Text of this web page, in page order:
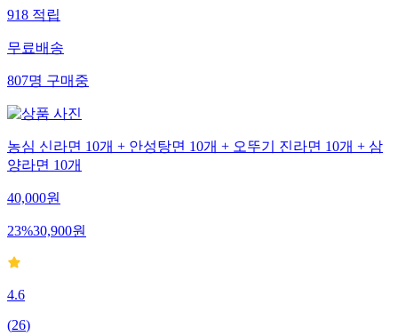
918 적립
무료배송
807명 구매중
농심 신라면 10개 + 안성탕면 10개 + 오뚜기 진라면 10개 + 삼
양라면 10개
40,000원
23%30,900원
4.6
(26)